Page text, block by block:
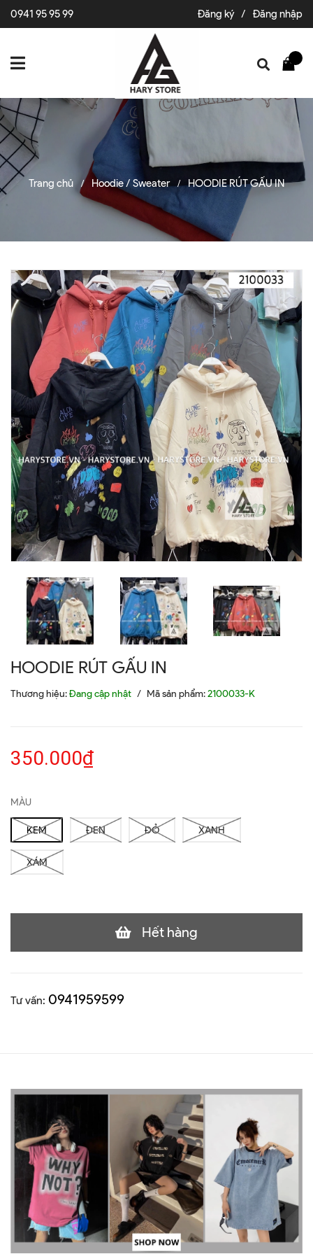
0941 95 95 99 Đăng ký / Đăng nhập
Trang chủ / Hoodie / Sweater / HOODIE RÚT GẤU IN
HOODIE RÚT GẤU IN
Thương hiệu:Đang cập nhật / Mã sản phẩm:2100033-K
350.000₫
MÀU
KEM ĐEN ĐỎ XANH
XÁM
Hết hàng
Tư vấn: 0941959599